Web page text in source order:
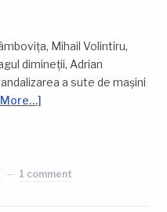
Mihail Volintiru,
dimineții, Adrian
a sute de mașini
More…]
1 comment